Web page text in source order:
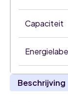
Capaciteit
Beschrijving